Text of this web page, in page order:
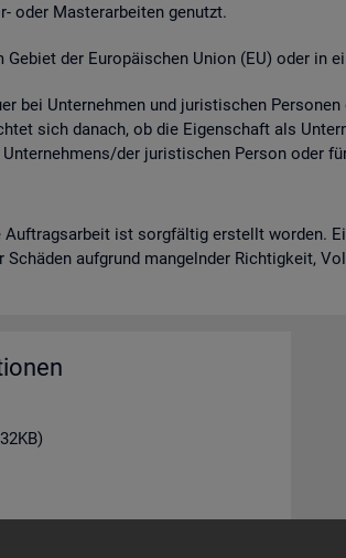
oder Mas­ter­ar­bei­ten ge­nutzt.
der Eu­ro­päi­schen Union (EU) oder in
bei Un­ter­neh­men und ju­ris­ti­schen
sich da­nach, ob die Ei­gen­schaft als
der ju­ris­ti­schen Per­son oder
ist sorg­fäl­tig er­stellt wor­den.
auf­grund man­geln­der Rich­tig­keit,